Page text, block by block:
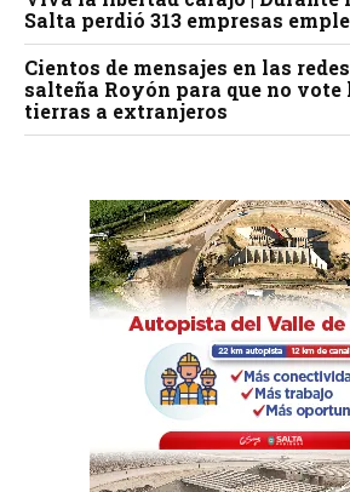
Salta perdió 313 empresas
Cientos de mensajes en las
salteña Royón para que no vote
tierras a extranjeros